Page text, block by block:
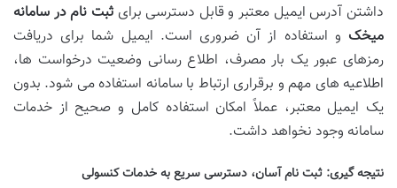
داشتن آدرس ایمیل معتبر و قابل دسترسی برایثبت نام در سامانه
میخک و استفاده از آن ضروری است. ایمیل شما برای دریافت
رمزهای عبور یک بار مصرف، اطلاع رسانی وضعیت درخواست ها،
اطلاعیه های مهم و برقراری ارتباط با سامانه استفاده می شود. بدون
یک ایمیل معتبر، عملاً امکان استفاده کامل و صحیح از خدمات
سامانه وجود نخواهد داشت.
نتیجه گیری: ثبت نام آسان، دسترسی سریع به خدمات کنسولی